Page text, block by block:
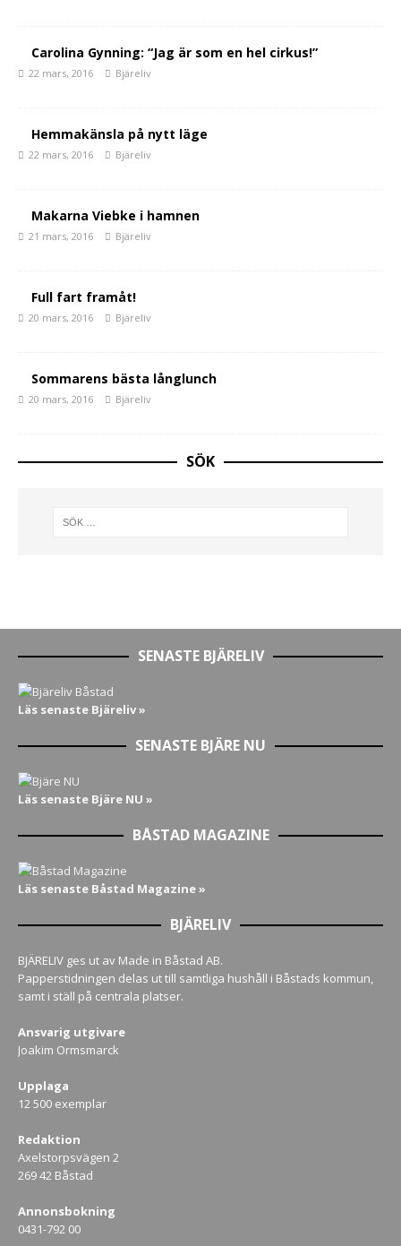
Carolina Gynning: “Jag är som en hel cirkus!”
22 mars, 2016 Bjäreliv
Hemmakänsla på nytt läge
22 mars, 2016 Bjäreliv
Makarna Viebke i hamnen
21 mars, 2016 Bjäreliv
Full fart framåt!
20 mars, 2016 Bjäreliv
Sommarens bästa långlunch
20 mars, 2016 Bjäreliv
SÖK
SENASTE BJÄRELIV
Läs senaste Bjäreliv »
SENASTE BJÄRE NU
Läs senaste Bjäre NU »
BÅSTAD MAGAZINE
Läs senaste Båstad Magazine »
BJÄRELIV
BJÄRELIV ges ut av Made in Båstad AB.
Papperstidningen delas ut till samtliga hushåll i Båstads kommun,
samt i ställ på centrala platser.
Ansvarig utgivare
Joakim Ormsmarck
Upplaga
12 500 exemplar
Redaktion
Axelstorpsvägen 2
269 42 Båstad
Annonsbokning
0431-792 00